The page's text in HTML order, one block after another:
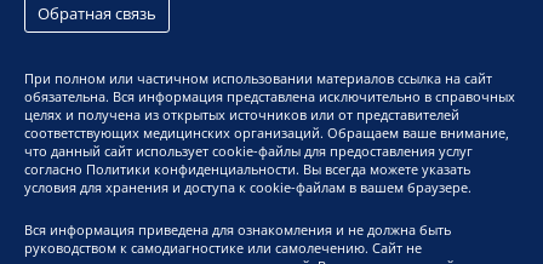
Обратная связь
При полном или частичном использовании материалов ссылка на сайт
обязательна. Вся информация представлена исключительно в справочных
целях и получена из открытых источников или от представителей
соответствующих медицинских организаций. Обращаем ваше внимание,
что данный сайт использует cookie-файлы для предоставления услуг
согласно Политики конфиденциальности. Вы всегда можете указать
условия для хранения и доступа к cookie-файлам в вашем браузере.
Вся информация приведена для ознакомления и не должна быть
руководством к самодиагностике или самолечению. Сайт не